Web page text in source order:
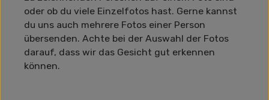
oder ob du viele Einzelfotos hast. Gerne kannst
du uns auch mehrere Fotos einer Person
übersenden. Achte bei der Auswahl der Fotos
darauf, dass wir das Gesicht gut erkennen
können.